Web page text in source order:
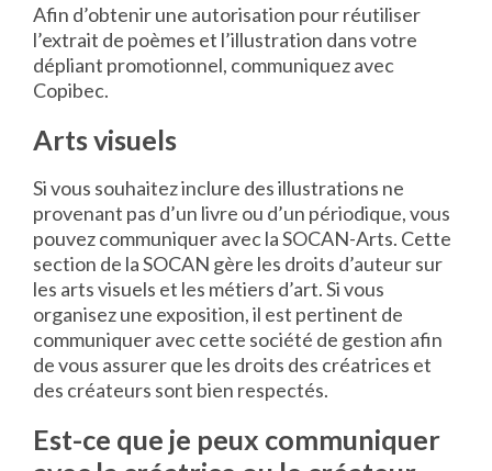
Afin d’obtenir une autorisation pour réutiliser
l’extrait de poèmes et l’illustration dans votre
dépliant promotionnel, communiquez avec
Copibec.
Arts visuels
Si vous souhaitez inclure des illustrations ne
provenant pas d’un livre ou d’un périodique, vous
pouvez communiquer avec la SOCAN-Arts. Cette
section de la SOCAN gère les droits d’auteur sur
les arts visuels et les métiers d’art. Si vous
organisez une exposition, il est pertinent de
communiquer avec cette société de gestion afin
de vous assurer que les droits des créatrices et
des créateurs sont bien respectés.
Est-ce que je peux communiquer